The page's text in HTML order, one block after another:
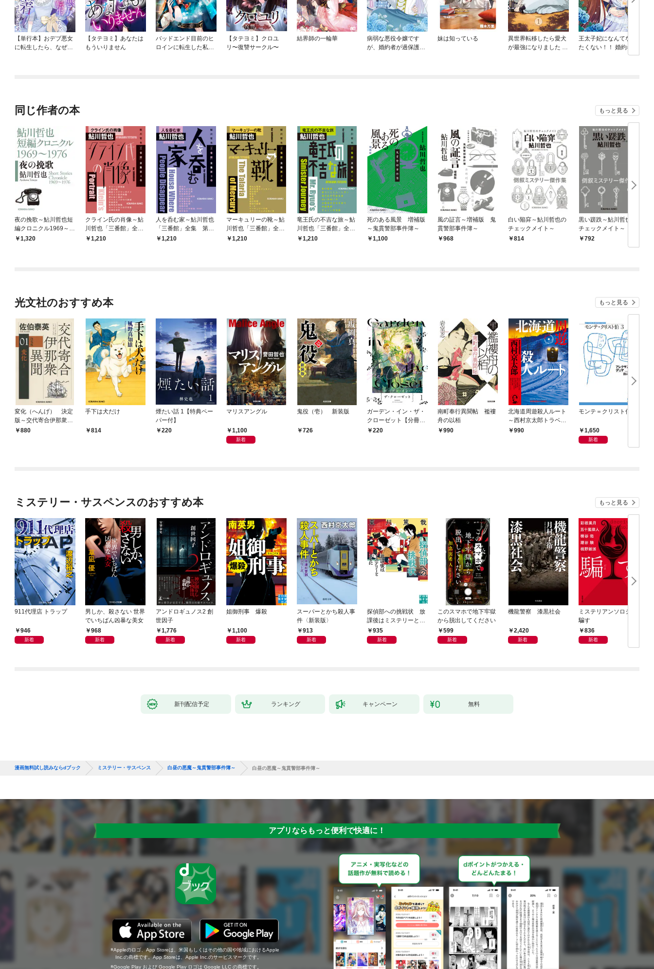
【単行本】おデブ悪女
に転生したら、なぜか
【タテヨミ】あなたは
もういりません
バッドエンド目前のヒ
ロインに転生した私、
【タテヨミ】クロユ
リ〜復讐サークル〜
結界師の一輪華
病弱な悪役令嬢です
が、婚約者が過保護す
妹は知っている
異世界転移したら愛犬
が最強になりました ～
王太子妃になんてなり
たくない！！ 婚約者編
同じ作者の本 もっと見る
夜の挽歌～鮎川哲也短
編クロニクル1969～1
976～
1,320
クライン氏の肖像～鮎
川哲也「三番館」全
集 第4巻～
1,210
人を呑む家～鮎川哲也
「三番館」全集 第3
巻～1,210
マーキュリーの靴～鮎
川哲也「三番館」全
集 第2巻～
1,210
竜王氏の不吉な旅～鮎
川哲也「三番館」全
集 第1巻～
1,210
死のある風景 増補版
～鬼貫警部事件簿～
1,100
風の証言～増補版 鬼
貫警部事件簿～
968
白い陥穽～鮎川哲也の
チェックメイト～
814
黒い蹉跌～鮎川哲也の
チェックメイト～
792
光文社のおすすめ本 もっと見る
変化（へんげ） 決定
版～交代寄合伊那衆異
聞（1）～
880
手下は犬だけ
814
煙たい話 1【特典ペー
パー付】
220
マリスアングル
1,100
新着
鬼役（壱） 新装版
726
ガーデン・イン・ザ・
クローゼット【分冊
版】1
220
南町奉行異聞帖 襤褸
舟の以栢
990
北海道周遊殺人ルート
～西村京太郎トラベル
ミステリー・セレクシ
990
モンテ＝クリスト伯3
1,650
新着
ミステリー・サスペンスのおすすめ本 もっと見る
911代理店 トラップ
946
新着
男しか、殺さない 世界
でいちばん凶暴な美女
968
新着
アンドロギュノス2 創
世因子
1,776
新着
姐御刑事 爆殺
1,100
新着
スーパーとかち殺人事
件〈新装版〉
913
新着
探偵部への挑戦状 放
課後はミステリーとと
もに 新装版
935
新着
このスマホで地下牢獄
から脱出してください
599
新着
機龍警察 漆黒社会
2,420
新着
ミステリアンソロジー
騙す
836
新着
新刊配信予定 ランキング キャンペーン 無料
漫画無料試し読みならdブック ミステリー・サスペンス 白昼の悪魔～鬼貫警部事件簿～ 白昼の悪魔～鬼貫警部事件簿～
アプリならもっと便利で快適に！
Appleのロゴ、App Storeは、米国もしくはその他の国や地域におけるApple
Inc.の商標です。App Storeは、Apple Inc.のサービスマークです。
Google Play および Google Play ロゴは Google LLC の商標です。